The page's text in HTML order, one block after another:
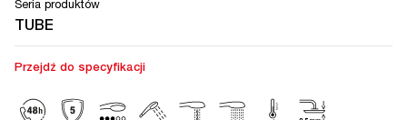
Seria produktów
TUBE
Przejdź do specyfikacji